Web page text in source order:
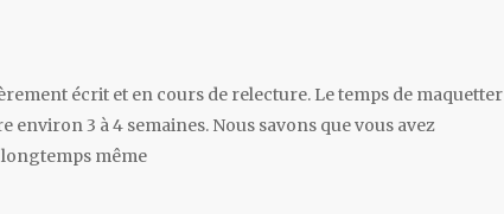
écrit et en cours de relecture. Le temps de maquetter
3 à 4 semaines. Nous savons que vous avez
même